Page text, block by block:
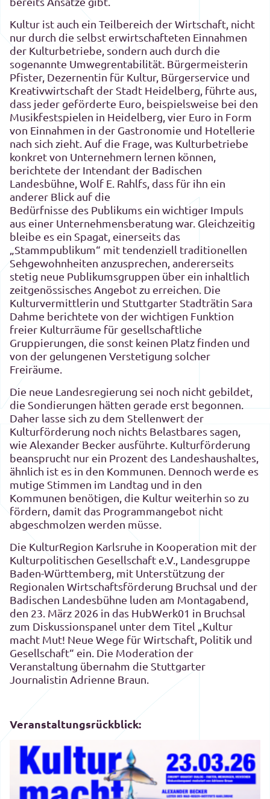
Kultur ist auch ein Teilbereich der Wirtschaft, nicht
nur durch die selbst erwirtschafteten Einnahmen
der Kulturbetriebe, sondern auch durch die
sogenannte Umwegrentabilität. Bürgermeisterin
Pfister, Dezernentin für Kultur, Bürgerservice und
Kreativwirtschaft der Stadt Heidelberg, führte aus,
dass jeder geförderte Euro, beispielsweise bei den
Musikfestspielen in Heidelberg, vier Euro in Form
von Einnahmen in der Gastronomie und Hotellerie
nach sich zieht. Auf die Frage, was Kulturbetriebe
konkret von Unternehmern lernen können,
berichtete der Intendant der Badischen
Landesbühne, Wolf E. Rahlfs, dass für ihn ein
anderer Blick auf die
Bedürfnisse des Publikums ein wichtiger Impuls
aus einer Unternehmensberatung war. Gleichzeitig
bleibe es ein Spagat, einerseits das
„Stammpublikum“ mit tendenziell traditionellen
Sehgewohnheiten anzusprechen, andererseits
stetig neue Publikumsgruppen über ein inhaltlich
zeitgenössisches Angebot zu erreichen. Die
Kulturvermittlerin und Stuttgarter Stadträtin Sara
Dahme berichtete von der wichtigen Funktion
freier Kulturräume für gesellschaftliche
Gruppierungen, die sonst keinen Platz finden und
von der gelungenen Verstetigung solcher
Freiräume.
Die neue Landesregierung sei noch nicht gebildet,
die Sondierungen hätten gerade erst begonnen.
Daher lasse sich zu dem Stellenwert der
Kulturförderung noch nichts Belastbares sagen,
wie Alexander Becker ausführte. Kulturförderung
beansprucht nur ein Prozent des Landeshaushaltes,
ähnlich ist es in den Kommunen. Dennoch werde es
mutige Stimmen im Landtag und in den
Kommunen benötigen, die Kultur weiterhin so zu
fördern, damit das Programmangebot nicht
abgeschmolzen werden müsse.
Die KulturRegion Karlsruhe in Kooperation mit der
Kulturpolitischen Gesellschaft e.V., Landesgruppe
Baden-Württemberg, mit Unterstützung der
Regionalen Wirtschaftsförderung Bruchsal und der
Badischen Landesbühne luden am Montagabend,
den 23. März 2026 in das HubWerk01 in Bruchsal
zum Diskussionspanel unter dem Titel „Kultur
macht Mut! Neue Wege für Wirtschaft, Politik und
Gesellschaft“ ein. Die Moderation der
Veranstaltung übernahm die Stuttgarter
Journalistin Adrienne Braun.
Veranstaltungsrückblick: